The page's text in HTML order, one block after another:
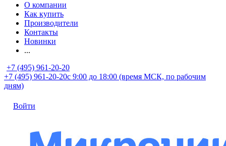
О компании
Как купить
Производители
Контакты
Новинки
...
+7 (495) 961-20-20
+7 (495) 961-20-20с 9:00 до 18:00 (время МСК, по рабочим
дням)
Войти